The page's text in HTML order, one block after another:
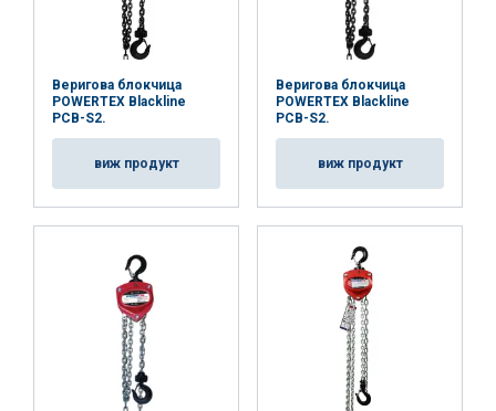
Веригова блокчица
POWERTEX Blackline
PCB-S2.
виж продукт
Веригова блокчица
POWERTEX Blackline
PCB-S2.
виж продукт